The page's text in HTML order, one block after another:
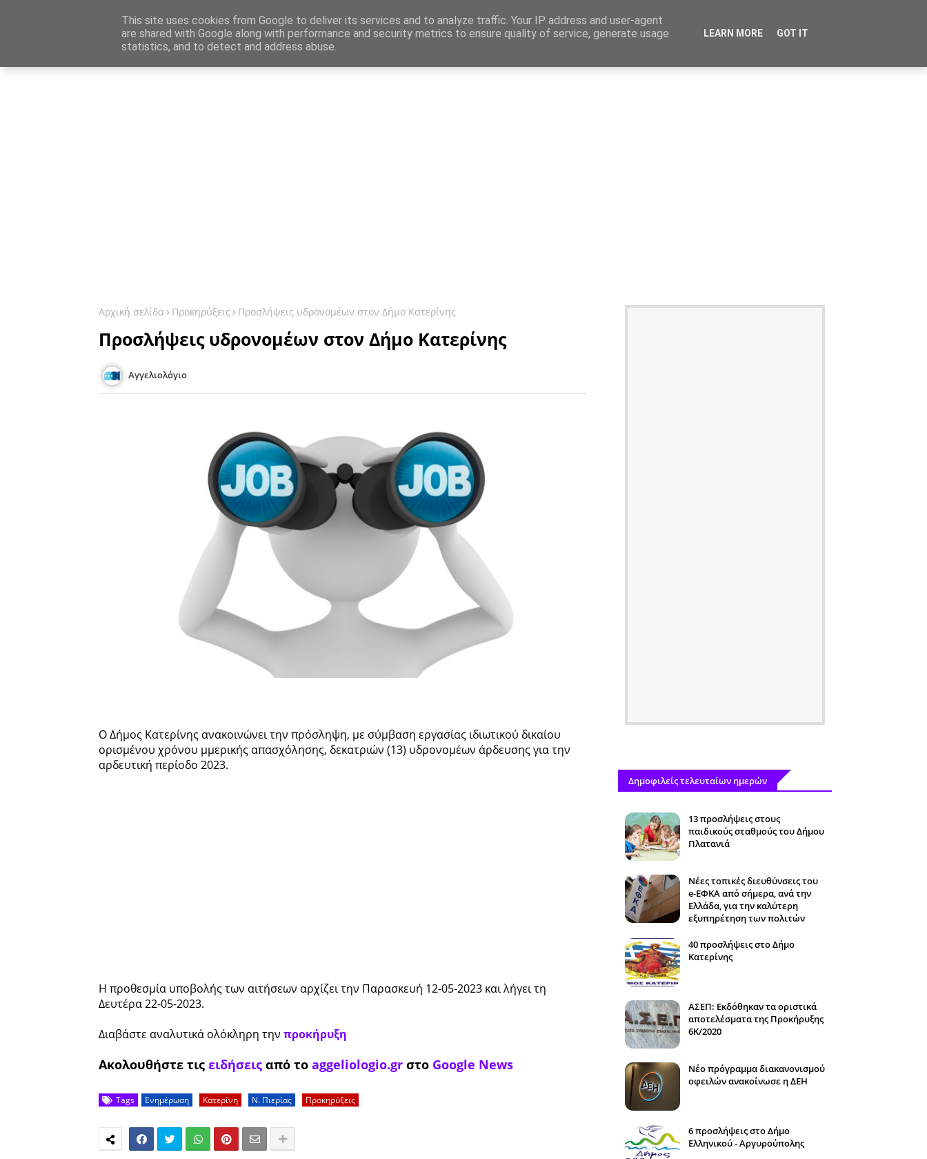
Καταχώρηση Αγγελίας Επικοινωνία Site Map
Ενημέρωση Αγγελίες Εργασίας
Αρχική σελίδα Προκηρύξεις Προσλήψεις υδρονομέων στον Δήμο Κατερίνης
Προσλήψεις υδρονομέων στον Δήμο Κατερίνης
Αγγελιολόγιο
Ο Δήμος Κατερίνης ανακοινώνει την πρόσληψη, µε σύμβαση εργασίας ιδιωτικού δικαίου
ορισμένου χρόνου µμερικής απασχόλησης, δεκατριών (13) υδρονομέων άρδευσης για την
αρδευτική περίοδο 2023.
Η προθεσμία υποβολής των αιτήσεων αρχίζει την Παρασκευή 12-05-2023 και λήγει τη
Δευτέρα 22-05-2023.
Διαβάστε αναλυτικά ολόκληρη την προκήρυξη
Ακολουθήστε τις ειδήσεις από το aggeliologio.gr στο Google News
Tags Ενημέρωση Κατερίνη Ν. Πιερίας Προκηρύξεις
Δημοφιλείς τελευταίων ημερών
13 προσλήψεις στους
παιδικούς σταθμούς του Δήμου
Πλατανιά
Νέες τοπικές διευθύνσεις του
e-ΕΦΚΑ από σήμερα, ανά την
Ελλάδα, για την καλύτερη
εξυπηρέτηση των πολιτών
40 προσλήψεις στο Δήμο
Κατερίνης
ΑΣΕΠ: Εκδόθηκαν τα οριστικά
αποτελέσματα της Προκήρυξης
6Κ/2020
Νέο πρόγραμμα διακανονισμού
οφειλών ανακοίνωσε η ΔΕΗ
6 προσλήψεις στο Δήμο
Ελληνικού - Αργυρούπολης
This site uses cookies from Google to deliver its services and to analyze traffic. Your IP address and user-agent
are shared with Google along with performance and security metrics to ensure quality of service, generate usage
statistics, and to detect and address abuse.
LEARN MORE GOT IT